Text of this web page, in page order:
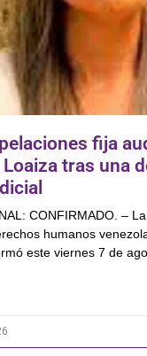
fija
tras una
CONFIRMADO. –
humanos
este viernes 7 de